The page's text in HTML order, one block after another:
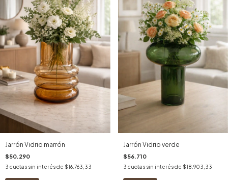
Jarrón Vidrio marrón
$50.290
3 cuotas sin interés de $16.763,33
Jarrón Vidrio verde
$56.710
3 cuotas sin interés de $18.903,33